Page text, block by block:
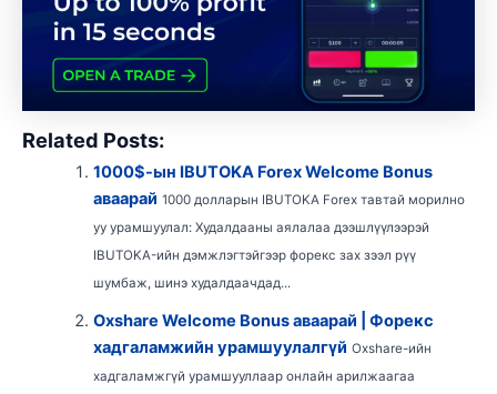
Related Posts:
1000$-ын IBUTOKA Forex Welcome Bonus
аваарай 1000 долларын IBUTOKA Forex тавтай морилно
уу урамшуулал: Худалдааны аялалаа дээшлүүлээрэй
IBUTOKA-ийн дэмжлэгтэйгээр форекс зах зээл рүү
шумбаж, шинэ худалдаачдад...
Oxshare Welcome Bonus аваарай | Форекс
хадгаламжийн урамшуулалгүй Oxshare-ийн
хадгаламжгүй урамшууллаар онлайн арилжаагаа